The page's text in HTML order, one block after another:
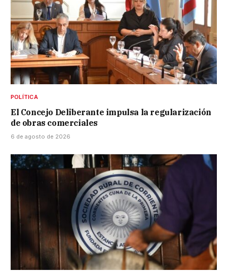
POLÍTICA
El Concejo Deliberante impulsa la regularización
de obras comerciales
6 de agosto de 2026